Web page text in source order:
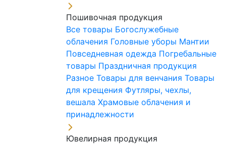
Пошивочная продукция
Все товары Богослужебные
облачения Головные уборы Мантии
Повседневная одежда Погребальные
товары Праздничная продукция
Разное Товары для венчания Товары
для крещения Футляры, чехлы,
вешала Храмовые облачения и
принадлежности
Ювелирная продукция